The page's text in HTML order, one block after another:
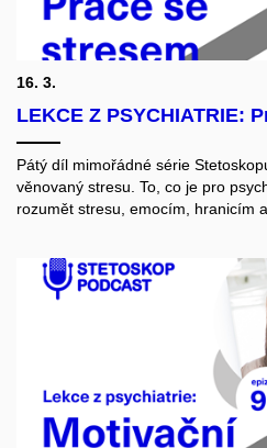
16. 3.
LEKCE Z PSYCHIATRIE:
Pátý díl mimořádné série
věnovaný stresu. To, co je pro
rozumět stresu, emocím, hranicím